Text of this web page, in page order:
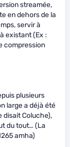
streamée,
en dehors de la
servir à
existant (Ex :
compression
plusieurs
large a déjà été
disait Coluche),
du tout… (La
amha)